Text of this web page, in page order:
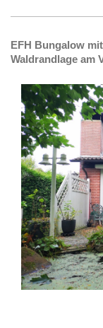
EFH Bungalow
Waldrandlage am